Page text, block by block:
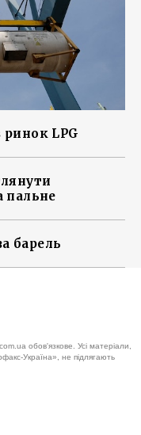
LPG
пальне
барель
обов'язкове. Усі матеріали,
Україна», не підлягають